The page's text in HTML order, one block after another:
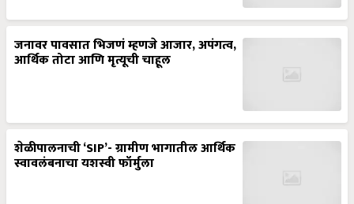
जनावर पावसात भिजणं म्हणजे आजार, अपंगत्व,
आर्थिक तोटा आणि मृत्यूची चाहूल
स्वावलंबनाचा यशस्वी फॉर्मुला